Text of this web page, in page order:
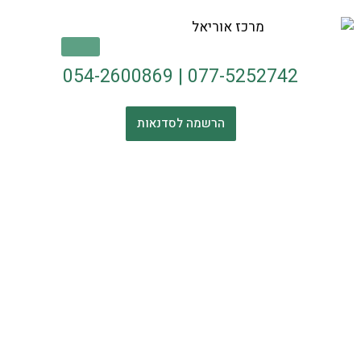
077-5252742
|
054-2600869
הרשמה לסדנאות